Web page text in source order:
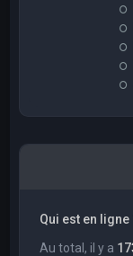
Qui est en ligne
Au total, il y a